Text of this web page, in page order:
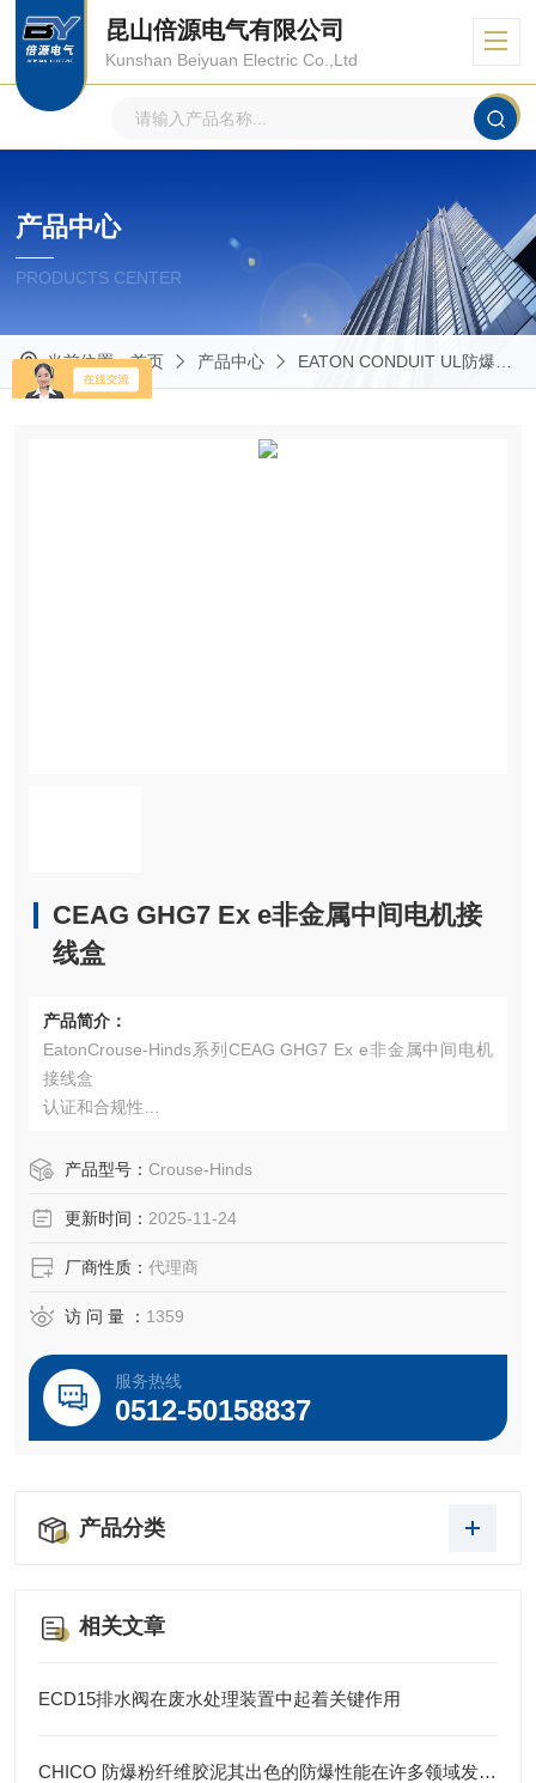
昆山倍源电气有限公司
Kunshan Beiyuan Electric Co.,Ltd
产品中心
PRODUCTS CENTER
当前位置：首页 产品中心 EATON CONDUIT UL防爆管件
CEAG GHG7 Ex e非金属中间电机接
线盒
产品简介：
EatonCrouse-Hinds系列CEAG GHG7 Ex e非金属中间电机
接线盒
认证和合规性
791 型
II 2 D Ex tD A21 IP66 T80°C
产品型号： Crouse-Hinds
更新时间： 2025-11-24
厂商性质： 代理商
访 问 量 ： 1359
服务热线
0512-50158837
产品分类
相关文章
ECD15排水阀在废水处理装置中起着关键作用
CHICO 防爆粉纤维胶泥其出色的防爆性能在许多领域发挥着重要的作用